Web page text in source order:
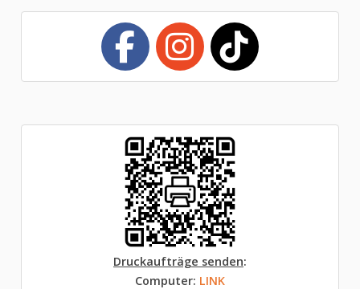
Druckaufträge senden:
Computer: LINK